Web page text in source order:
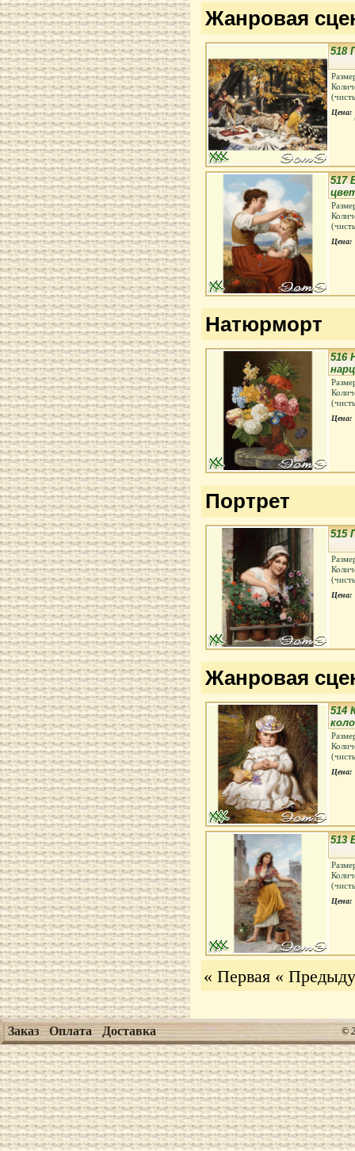
Жанровая
518
Цена:
517
Цена:
Натюрморт
516
Цена:
Портрет
515
Цена:
Жанровая
514
Цена:
513
Цена:
« Первая «
Заказ Оплата Доставка ©